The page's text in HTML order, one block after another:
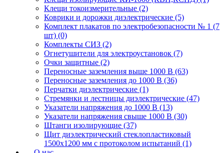
Клещи токоизмерительные (2)
Коврики и дорожки диэлектрические (5)
Комплект плакатов по электробезопасности № 1 (7
шт) (0)
Комплекты СИЗ (2)
Огнетушители для электроустановок (7)
Очки защитные (2)
Переносные заземления выше 1000 В (63)
Переносные заземления до 1000 В (36)
Перчатки диэлектрические (1)
Стремянки и лестницы диэлектрические (47)
Указатели напряжения до 1000 В (13)
Указатели напряжения свыше 1000 В (30)
Штанги изолирующие (37)
Щит диэлектрический стеклопластиковый
1500х1200 мм с протоколом испытаний (1)